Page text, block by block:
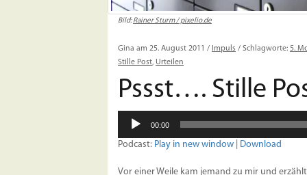
Bild:Rainer Sturm / pixelio.de
Gina am 25. August 2011 / Impuls / Schlagworte: 5.
Stille Post, Urteilen
Pssst…. Stille
Audio-
Player
00:00
Podcast: Play in new window Download
Vor einer Weile kam jemand zu mir und